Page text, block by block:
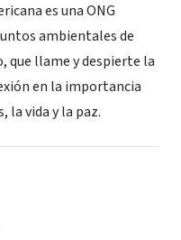
es una ONG
ambientales de
que llame y despierte la
en la importancia
la vida y la paz.